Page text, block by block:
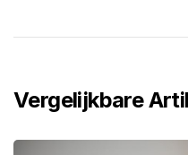
Vergelijkbare